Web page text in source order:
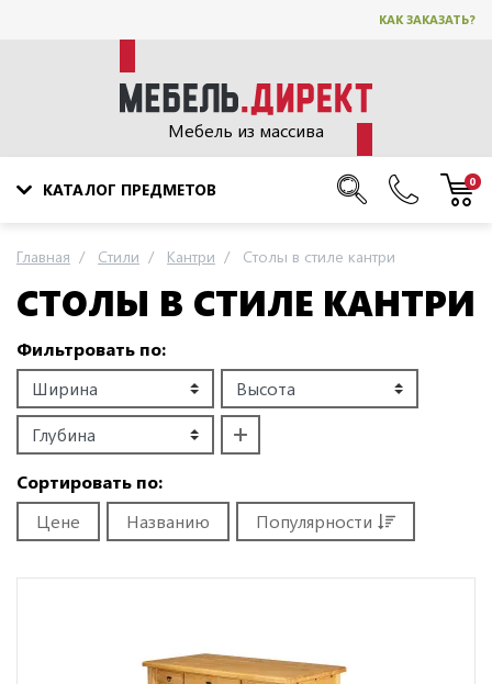
КАК ЗАКАЗАТЬ?
Мебель из массива
КАТАЛОГ ПРЕДМЕТОВ 0
Главная Стили Кантри Столы в стиле кантри
СТОЛЫ В СТИЛЕ КАНТРИ
Сортировать по:
Цене
Названию Популярности
Фильтровать по: